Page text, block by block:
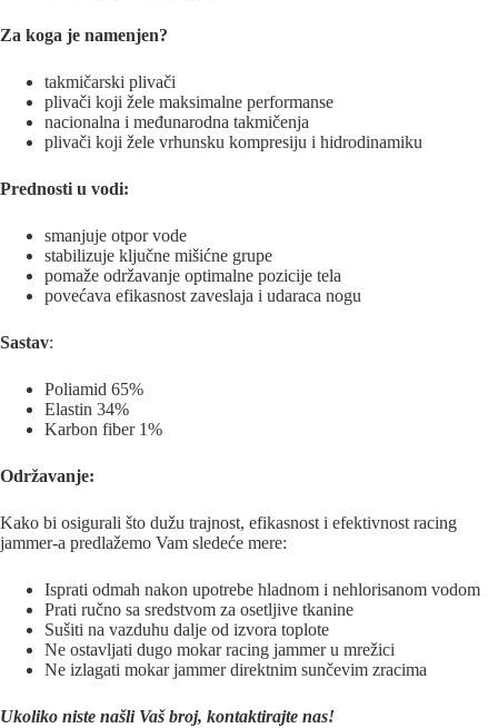
Za koga je namenjen?
takmičarski plivači
plivači koji žele maksimalne performanse
nacionalna i međunarodna takmičenja
plivači koji žele vrhunsku kompresiju i hidrodinamiku
Prednosti u vodi:
smanjuje otpor vode
stabilizuje ključne mišićne grupe
pomaže održavanje optimalne pozicije tela
povećava efikasnost zaveslaja i udaraca nogu
Sastav:
Poliamid 65%
Elastin 34%
Karbon fiber 1%
Održavanje:
Kako bi osigurali što dužu trajnost, efikasnost i efektivnost racing
jammer-a predlažemo Vam sledeće mere:
Isprati odmah nakon upotrebe hladnom i nehlorisanom vodom
Prati ručno sa sredstvom za osetljive tkanine
Sušiti na vazduhu dalje od izvora toplote
Ne ostavljati dugo mokar racing jammer u mrežici
Ne izlagati mokar jammer direktnim sunčevim zracima
Ukoliko niste našli Vaš broj, kontaktirajte nas!